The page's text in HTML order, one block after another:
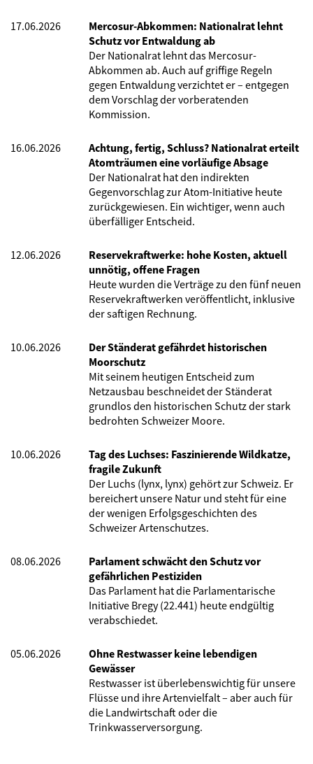
17.06.2026
Mercosur-Abkommen: Nationalrat lehnt
Schutz vor Entwaldung ab
Der Nationalrat lehnt das Mercosur-
Abkommen ab. Auch auf griffige Regeln
gegen Entwaldung verzichtet er – entgegen
dem Vorschlag der vorberatenden
Kommission.
16.06.2026
Achtung, fertig, Schluss? Nationalrat erteilt
Atomträumen eine vorläufige Absage
Der Nationalrat hat den indirekten
Gegenvorschlag zur Atom-Initiative heute
zurückgewiesen. Ein wichtiger, wenn auch
überfälliger Entscheid.
12.06.2026
Reservekraftwerke: hohe Kosten, aktuell
unnötig, offene Fragen
Heute wurden die Verträge zu den fünf neuen
Reservekraftwerken veröffentlicht, inklusive
der saftigen Rechnung.
10.06.2026
Der Ständerat gefährdet historischen
Moorschutz
Mit seinem heutigen Entscheid zum
Netzausbau beschneidet der Ständerat
grundlos den historischen Schutz der stark
bedrohten Schweizer Moore.
10.06.2026
Tag des Luchses: Faszinierende Wildkatze,
fragile Zukunft
Der Luchs (lynx, lynx) gehört zur Schweiz. Er
bereichert unsere Natur und steht für eine
der wenigen Erfolgsgeschichten des
Schweizer Artenschutzes.
08.06.2026
Parlament schwächt den Schutz vor
gefährlichen Pestiziden
Das Parlament hat die Parlamentarische
Initiative Bregy (22.441) heute endgültig
verabschiedet.
05.06.2026
Ohne Restwasser keine lebendigen
Gewässer
Restwasser ist überlebenswichtig für unsere
Flüsse und ihre Artenvielfalt – aber auch für
die Landwirtschaft oder die
Trinkwasserversorgung.